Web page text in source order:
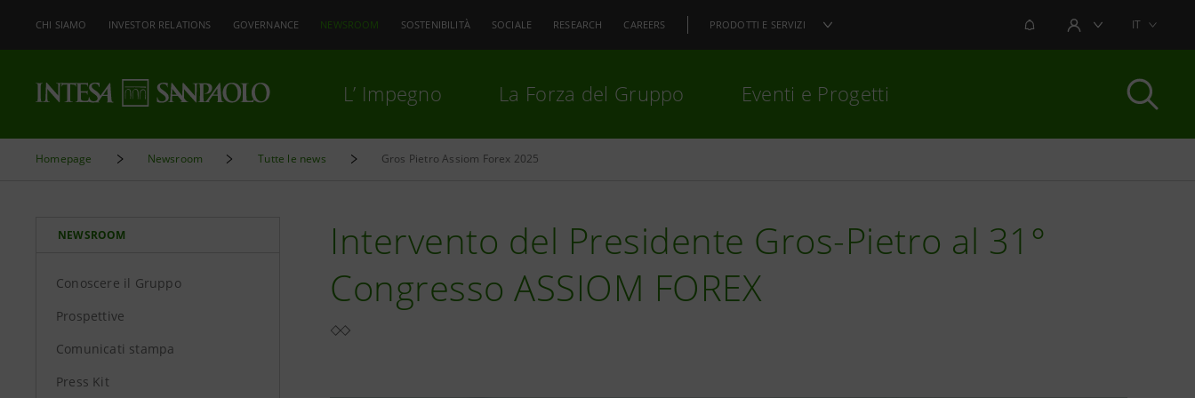
CHI SIAMO INVESTOR RELATIONS GOVERNANCE NEWSROOM SOSTENIBILITÀ SOCIALE RESEARCH CAREERS PRODOTTI E SERVIZI NOTIFICHEAREA UTENTEIT
L’ Impegno La Forza del Gruppo Eventi e Progetti
Homepage Newsroom Tutte le news Gros Pietro Assiom Forex 2025
NEWSROOM
Conoscere il Gruppo
Prospettive
Comunicati stampa
Press Kit
Intervento del Presidente Gros-Pietro al 31°
Congresso ASSIOM FOREX